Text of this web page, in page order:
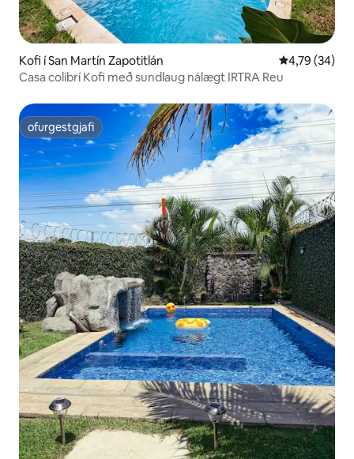
Kofi í San Martín Zapotitlán 4,79 af 5 í
4,79 (34)
Casa colibrí Kofi með sundlaug nálægt IRTRA Reu
ofurgestgjafi
ofurgestgjafi